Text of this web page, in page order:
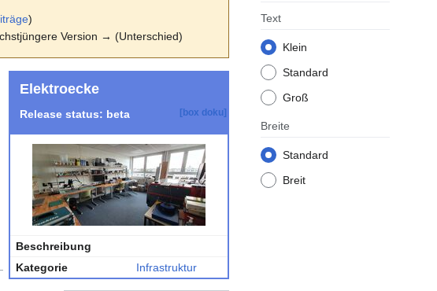
Text
Klein
Standard
Groß
Breite
Standard
Breit
)
Version → (Unterschied)
Elektroecke
Release status: beta [box doku]
Beschreibung
Kategorie
Infrastruktur